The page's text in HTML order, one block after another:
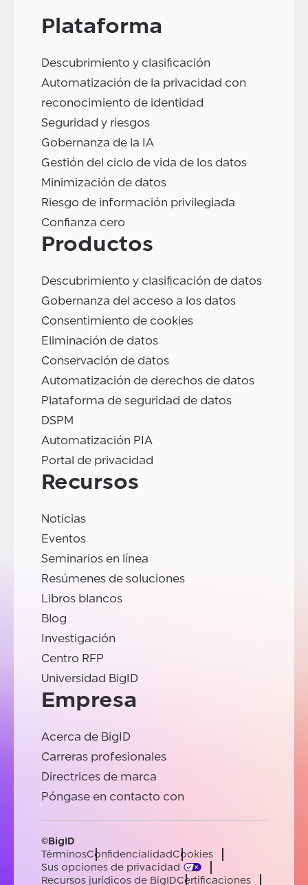
Plataforma
Descubrimiento y clasificación
Automatización de la privacidad con
reconocimiento de identidad
Seguridad y riesgos
Gobernanza de la IA
Gestión del ciclo de vida de los datos
Minimización de datos
Riesgo de información privilegiada
Confianza cero
Productos
Descubrimiento y clasificación de datos
Gobernanza del acceso a los datos
Consentimiento de cookies
Eliminación de datos
Conservación de datos
Automatización de derechos de datos
Plataforma de seguridad de datos
DSPM
Automatización PIA
Portal de privacidad
Recursos
Noticias
Eventos
Seminarios en línea
Resúmenes de soluciones
Libros blancos
Blog
Investigación
Centro RFP
Universidad BigID
Empresa
Acerca de BigID
Carreras profesionales
Directrices de marca
Póngase en contacto con
©BigID
TérminosConfidencialidadCookies
Sus opciones de privacidad
Recursos jurídicos de BigIDCertificaciones